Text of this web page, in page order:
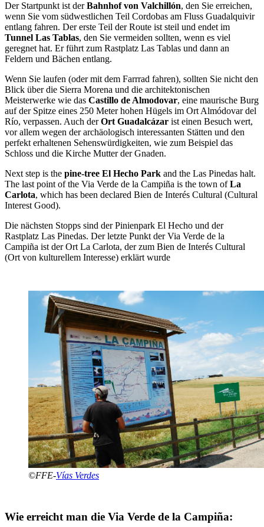
Der Startpunkt ist derBahnhof von Valchillón, den Sie erreichen,
wenn Sie vom südwestlichen Teil Cordobas am Fluss Guadalquivir
entlang fahren. Der erste Teil der Route ist steil und endet im
Tunnel Las Tablas, den Sie vermeiden sollten, wenn es viel
geregnet hat. Er führt zum Rastplatz Las Tablas und dann an
Feldern und Bächen entlang.
Wenn Sie laufen (oder mit dem Farrrad fahren), sollten Sie nicht den
Blick über die Sierra Morena und die architektonischen
Meisterwerke wie das Castillo de Almodovar, eine maurische Burg
auf der Spitze eines 250 Meter hohen Hügels im Ort Almódovar del
Río, verpassen. Auch derOrt Guadalcázar ist einen Besuch wert,
vor allem wegen der archäologisch interessanten Stätten und den
perfekt erhaltenen Sehenswürdigkeiten, wie zum Beispiel das
Schloss und die Kirche Mutter der Gnaden.
Next step is the pine-tree El Hecho Park and the Las Pinedas halt.
The last point of the Via Verde de la Campiña is the town ofLa
Carlota, which has been declared Bien de Interés Cultural (Cultural
Interest Good).
Die nächsten Stopps sind der Pinienpark El Hecho und der
Rastplatz Las Pinedas. Der letzte Punkt der Via Verde de la
Campiña ist der Ort La Carlota, der zum Bien de Interés Cultural
(Ort von kulturellem Interesse) erklärt wurde
©FFE-Vías Verdes
Wie erreicht man die Via Verde de la Campiña: